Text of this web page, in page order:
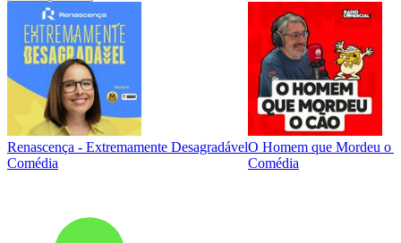
Renascença - Extremamente Desagradável
Comédia
O Homem que Mordeu o
Comédia